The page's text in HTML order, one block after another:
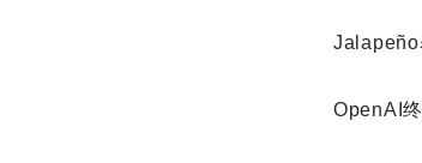
Jalapeño
OpenAI